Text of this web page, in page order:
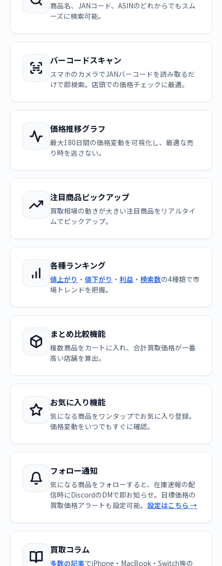
商品名、JANコード、ASINのどれからでもスム
ーズに検索可能。
バーコードスキャン
スマホのカメラでJANバーコードを読み取るだ
けで即検索。店頭での価格チェックに最適。
価格推移グラフ
最大180日間の価格変動を可視化し、最適な売
り時を逃さない。
注目商品ピックアップ
買取相場の動きが大きい注目商品をリアルタイ
ムでピックアップ。
各種ランキング
値上がり ・ 値下がり ・ 利益 ・ 検索数の4種類で市
場トレンドを把握。
まとめ比較機能
複数商品をカートに入れ、合計買取価格が一番
高い店舗を算出。
お気に入り機能
気になる商品をワンタップでお気に入り登録。
価格変動をいつでもすぐに確認。
フォロー通知
気になる商品をフォローすると、在庫速報の配
信時にDiscordのDMで即お知らせ。目標価格の
買取価格アラートも設定可能。 設定はこちら →
買取コラム
多数の記事でiPhone・MacBook・Switch等の